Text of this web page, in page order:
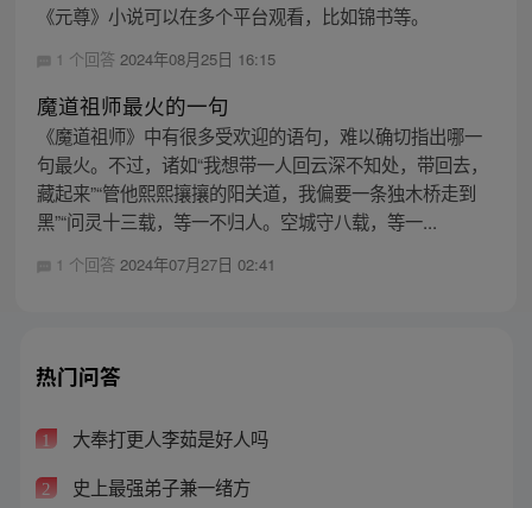
《元尊》小说可以在多个平台观看，比如锦书等。
1 个回答 2024年08月25日 16:15
魔道祖师最火的一句
《魔道祖师》中有很多受欢迎的语句，难以确切指出哪一
句最火。不过，诸如“我想带一人回云深不知处，带回去，
藏起来”“管他熙熙攘攘的阳关道，我偏要一条独木桥走到
黑”“问灵十三载，等一不归人。空城守八载，等一...
1 个回答 2024年07月27日 02:41
热门问答
1 大奉打更人李茹是好人吗
2 史上最强弟子兼一绪方